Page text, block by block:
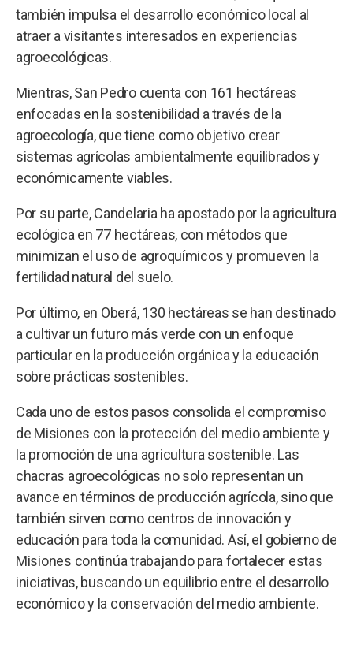
también impulsa el desarrollo económico local al
atraer a visitantes interesados en experiencias
agroecológicas.
Mientras, San Pedro cuenta con 161 hectáreas
enfocadas en la sostenibilidad a través de la
agroecología, que tiene como objetivo crear
sistemas agrícolas ambientalmente equilibrados y
económicamente viables.
Por su parte, Candelaria ha apostado por la agricultura
ecológica en 77 hectáreas, con métodos que
minimizan el uso de agroquímicos y promueven la
fertilidad natural del suelo.
Por último, en Oberá, 130 hectáreas se han destinado
a cultivar un futuro más verde con un enfoque
particular en la producción orgánica y la educación
sobre prácticas sostenibles.
Cada uno de estos pasos consolida el compromiso
de Misiones con la protección del medio ambiente y
la promoción de una agricultura sostenible. Las
chacras agroecológicas no solo representan un
avance en términos de producción agrícola, sino que
también sirven como centros de innovación y
educación para toda la comunidad. Así, el gobierno de
Misiones continúa trabajando para fortalecer estas
iniciativas, buscando un equilibrio entre el desarrollo
económico y la conservación del medio ambiente.